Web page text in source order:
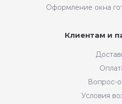
Оформление окна
Клиентам и
Вопрос-
Условия